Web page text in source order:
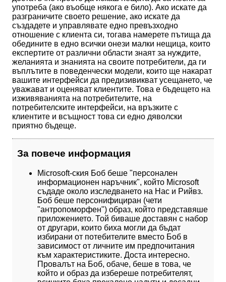
употреба (ако въобще някога е било). Ако искате да
разграничите своето решение, ако искате да
създадете и управлявате едно превъзходно
отношение с клиента си, тогава намерете пътища да
обедините в едно всички онези малки нещица, които
експертите от различни области знаят за нуждите,
желанията и знанията на своите потребители, да ги
въплътите в поведенчески модели, които ще накарат
вашите интерфейси да предизивикват усещането, че
уважават и оценяват клиентите. Това е бъдещето на
изживяванията на потребителите, на
потребителските интерфейси, на връзките с
клиентите и всъщност това си едно дяволски
приятно бъдеще.
За повече информация
Microsoft-ския Боб беше "персонален
информационен наръчник", който Microsoft
съдаде около изследването на Нас и Рийвз.
Боб беше персонифициран (чети
"антропоморфен") образ, който представяше
приложението. Той биваше доставян с набор
от другари, които биха могли да бъдат
избирани от потебителите вместо Боб в
зависимост от личните им предпочитания
към характеристиките. Доста интересно.
Провалът на Боб, обаче, беше в това, че
който и образ да избереше потребителят,